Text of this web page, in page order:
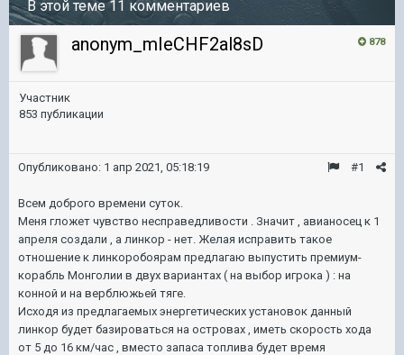
В этой теме 11 комментариев
878
anonym_mIeCHF2al8sD
Участник
853 публикации
#1
Опубликовано: 1 апр 2021, 05:18:19
Всем доброго времени суток.
Меня гложет чувство несправедливости . Значит , авианосец к 1
апреля создали , а линкор - нет. Желая исправить такое
отношение к линкоробоярам предлагаю выпустить премиум-
корабль Монголии в двух вариантах ( на выбор игрока ) : на
конной и на верблюжьей тяге.
Исходя из предлагаемых энергетических установок данный
линкор будет базироваться на островах , иметь скорость хода
от 5 до 16 км/час , вместо запаса топлива будет время